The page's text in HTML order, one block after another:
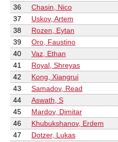
36
Chasin, Nico
37
Uskov, Artem
38
Rozen, Eytan
39
Oro, Faustino
40
Vaz, Ethan
41
Royal, Shreyas
42
Kong, Xiangrui
43
Samadov, Read
44
Aswath, S
45
Mardov, Dimitar
46
Khubukshanov, Erdem
47
Dotzer, Lukas